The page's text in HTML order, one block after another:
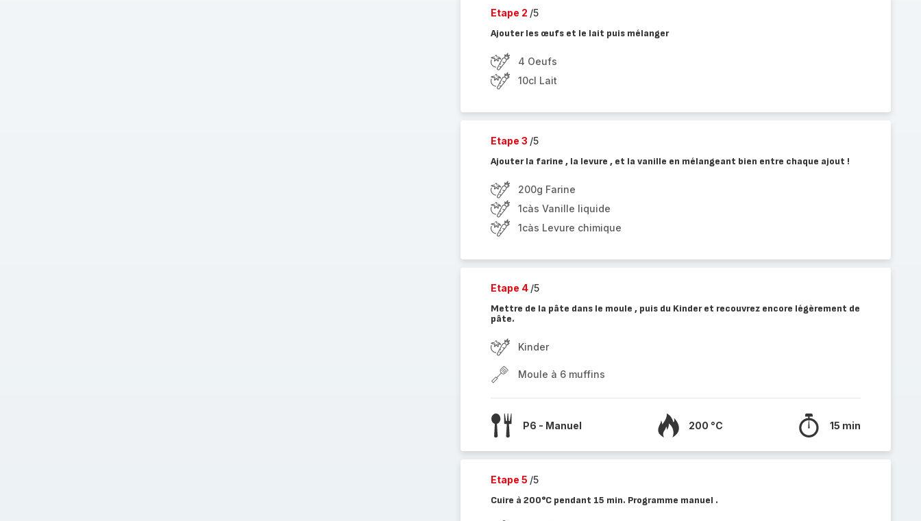
Etape 2 /5
Ajouter les œufs et le lait puis mélanger
4 Oeufs
10cl Lait
Etape 3 /5
Ajouter la farine , la levure , et la vanille en mélangeant bien entre chaque ajout !
200g Farine
1càs Vanille liquide
1càs Levure chimique
Etape 4 /5
Mettre de la pâte dans le moule , puis du Kinder et recouvrez encore légèrement de
pâte.
Kinder
Moule à 6 muffins
P6 - Manuel 200 °C 15 min
Etape 5 /5
Cuire à 200°C pendant 15 min. Programme manuel .